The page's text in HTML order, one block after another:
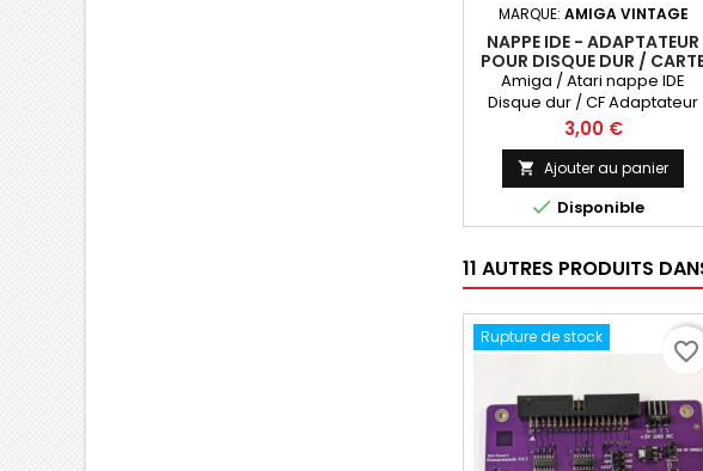
MARQUE: AMIGA VINTAGE
NAPPE IDE - ADAPTATEUR
POUR DISQUE DUR /
COMPACT FLASH
Amiga / Atari nappe IDE
Disque dur / CF Adaptateur
Prix
3,00 €
 Ajouter au panier
 Disponible
11 AUTRES PRODUITS
Rupture de stock
favorite_border